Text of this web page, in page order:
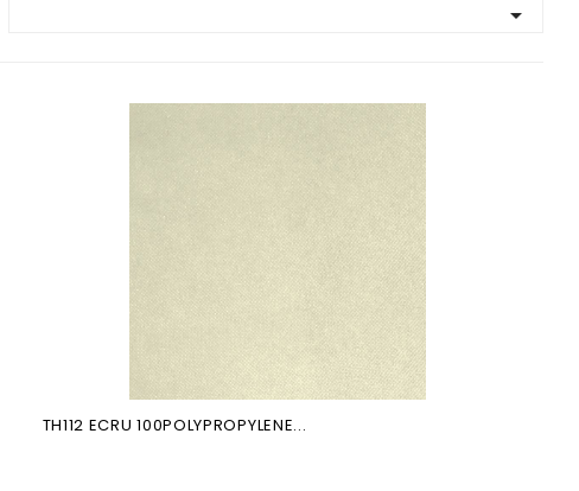

TH112 ECRU 100POLYPROPYLENE...